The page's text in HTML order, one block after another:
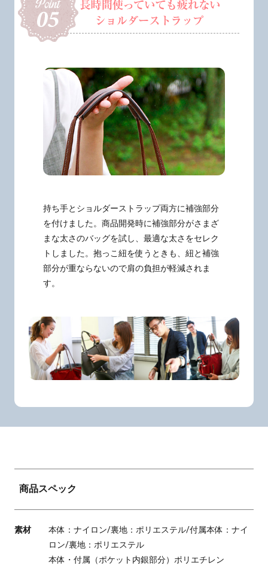
持ち手とショルダーストラップ両方に補強部分
を付けました。商品開発時に補強部分がさまざ
まな太さのバッグを試し、最適な太さをセレク
トしました。抱っこ紐を使うときも、紐と補強
部分が重ならないので肩の負担が軽減されま
す。
商品スペック
素材
本体：ナイロン/裏地：ポリエステル/付属本体：ナイ
ロン/裏地：ポリエステル
本体・付属（ポケット内銀部分）ポリエチレン